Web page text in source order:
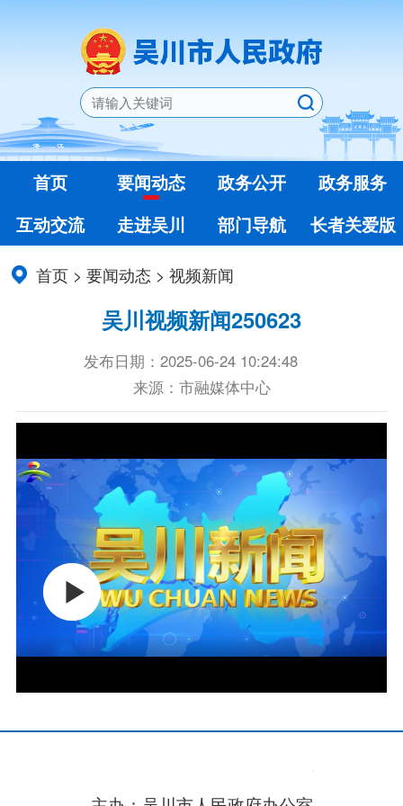
首页 要闻动态 政务公开
政务服务
互动交流
走进吴川 部门导航 长者关爱版
首页 >要闻动态 >视频新闻
吴川视频新闻250623
发布日期：2025-06-24 10:24:48
来源：市融媒体中心